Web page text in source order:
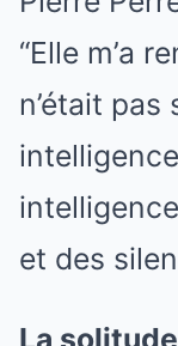
“Elle m’a
n’était
et des
La